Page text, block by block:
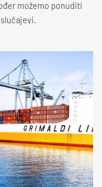
možemo ponuditi